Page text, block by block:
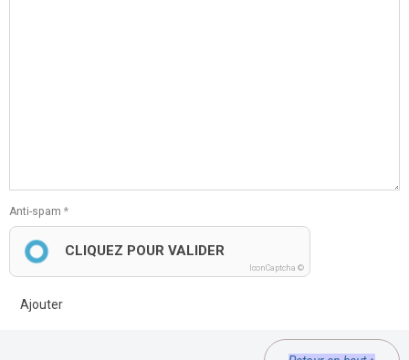
Anti-spam
CLIQUEZ POUR VALIDER
IconCaptcha ©
Ajouter